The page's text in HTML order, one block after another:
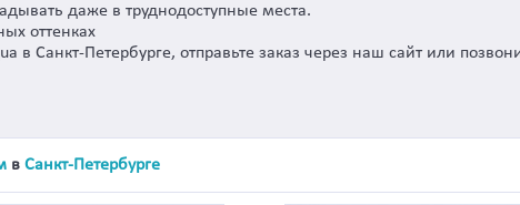
даже в труднодоступные места.
оттенках
в Санкт-Петербурге, отправьте заказ через наш сайт или
в Санкт-Петербурге